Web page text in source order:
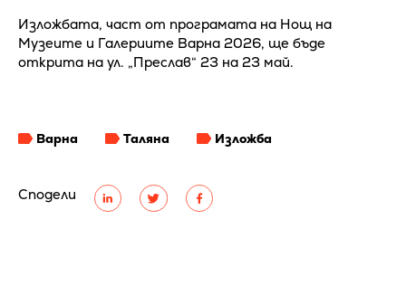
Сподели
Изложбата, част от програмата на Нощ на
Музеите и Галериите Варна 2026, ще бъде
открита на ул. „Преслав“ 23 на 23 май.
Варна Таляна Изложба